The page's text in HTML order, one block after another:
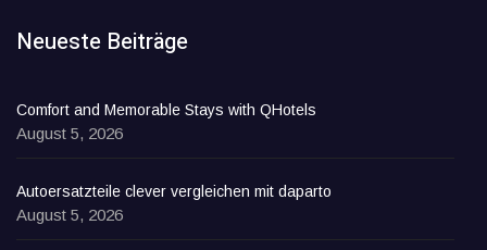
Neueste Beiträge
Comfort and Memorable Stays with QHotels
August 5, 2026
Autoersatzteile clever vergleichen mit daparto
August 5, 2026